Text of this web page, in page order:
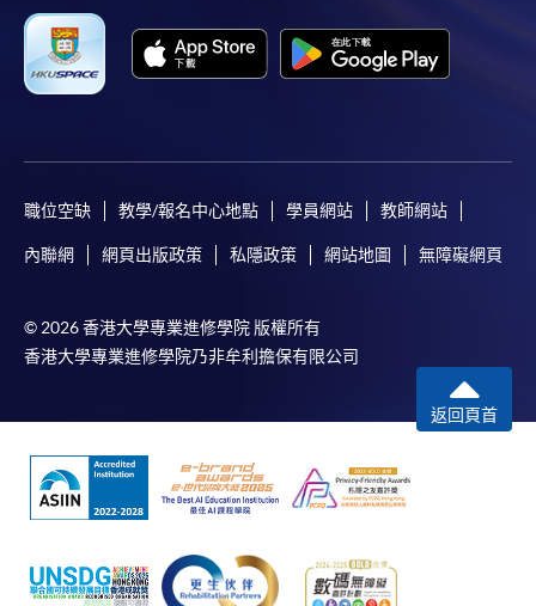
職位空缺 教學/報名中心地點 學員網站 教師網站
內聯網 網頁出版政策 私隱政策 網站地圖 無障礙網頁
© 2026 香港大學專業進修學院 版權所有
香港大學專業進修學院乃非牟利擔保有限公司
返回頁首